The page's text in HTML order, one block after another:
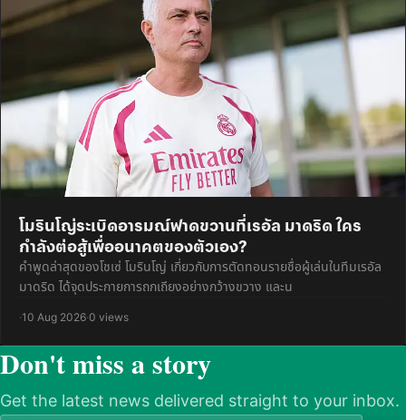
โมรินโญ่ระเบิดอารมณ์ฟาดขวานที่เรอัล มาดริด ใคร
กำลังต่อสู้เพื่ออนาคตของตัวเอง?
คำพูดล่าสุดของโชเซ่ โมรินโญ่ เกี่ยวกับการตัดทอนรายชื่อผู้เล่นในทีมเรอัล
มาดริด ได้จุดประกายการถกเถียงอย่างกว้างขวาง และน
·10 Aug 2026·0 views
Don't miss a story
Get the latest news delivered straight to your inbox.